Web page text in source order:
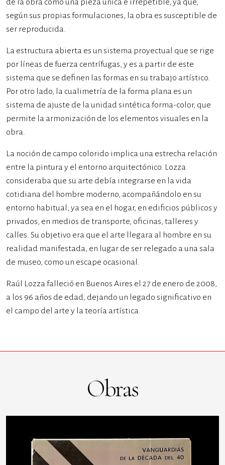
de la obra como una pieza única e irrepetible, ya que,
según sus propias formulaciones, la obra es susceptible de
ser reproducida.
La estructura abierta es un sistema proyectual que se rige
por líneas de fuerza centrífugas, y es a partir de este
sistema que se definen las formas en su trabajo artístico.
Por otro lado, la cualimetría de la forma plana es un
sistema de ajuste de la unidad sintética forma-color, que
permite la armonización de los elementos visuales en la
obra.
La noción de campo colorido implica una estrecha relación
entre la pintura y el entorno arquitectónico. Lozza
consideraba que su arte debía integrarse en la vida
cotidiana del hombre moderno, acompañándolo en su
entorno habitual, ya sea en el hogar, en edificios públicos y
privados, en medios de transporte, oficinas, talleres y
calles. Su objetivo era que el arte llegara al hombre en su
realidad manifestada, en lugar de ser relegado a una sala
de museo, como un escape ocasional.
Raúl Lozza falleció en Buenos Aires el 27 de enero de 2008,
a los 96 años de edad, dejando un legado significativo en
el campo del arte y la teoría artística.
Obras